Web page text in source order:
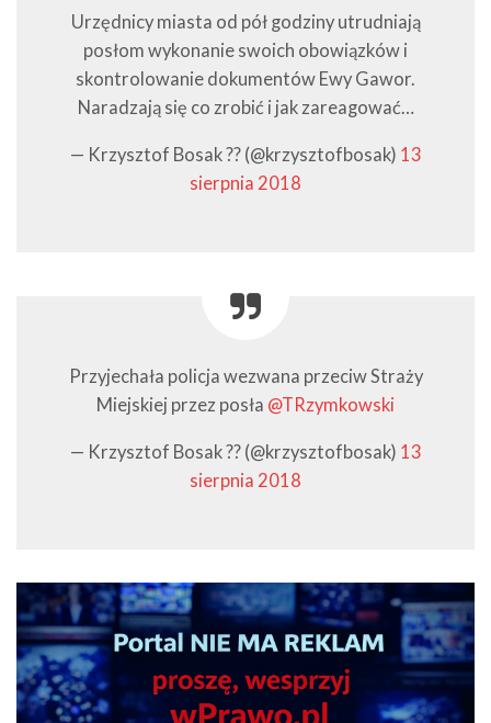
Urzędnicy miasta od pół godziny utrudniają
posłom wykonanie swoich obowiązków i
skontrolowanie dokumentów Ewy Gawor.
Naradzają się co zrobić i jak zareagować…
— Krzysztof Bosak ?? (@krzysztofbosak) 13
sierpnia 2018
Przyjechała policja wezwana przeciw Straży
Miejskiej przez posła @TRzymkowski
— Krzysztof Bosak ?? (@krzysztofbosak) 13
sierpnia 2018